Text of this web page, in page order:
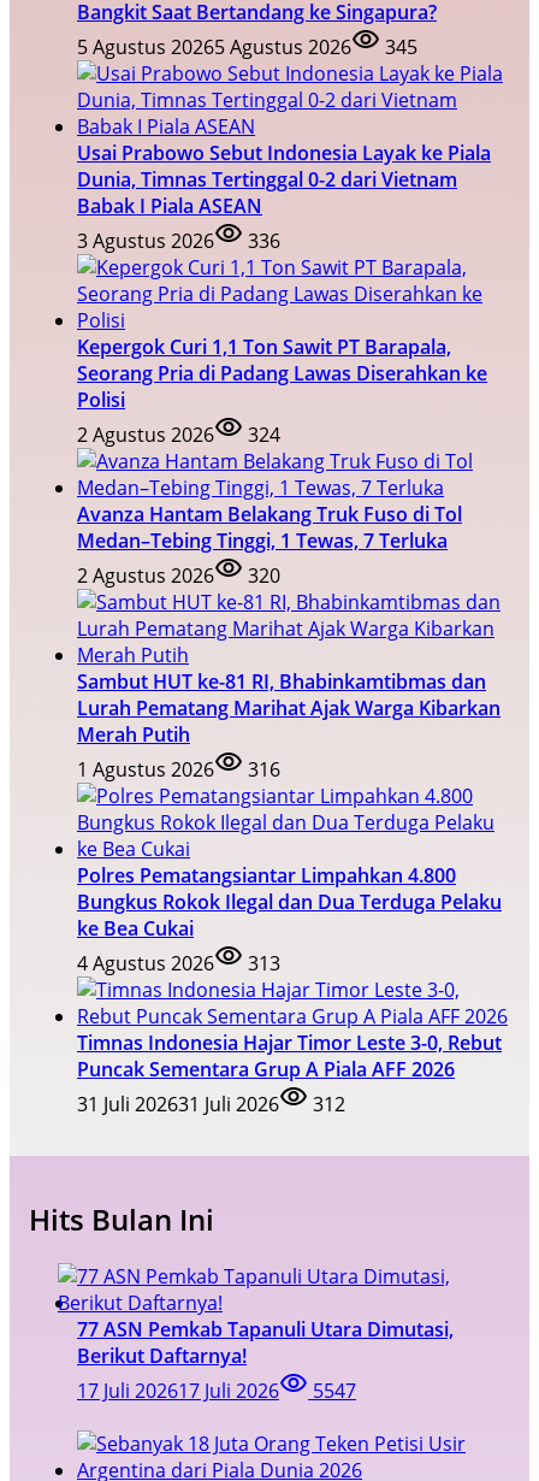
Bangkit Saat Bertandang ke Singapura?
5 Agustus 20265 Agustus 2026 345
Usai Prabowo Sebut Indonesia Layak ke Piala
Dunia, Timnas Tertinggal 0-2 dari Vietnam
Babak I Piala ASEAN
3 Agustus 2026
336
Kepergok Curi 1,1 Ton Sawit PT Barapala,
Seorang Pria di Padang Lawas Diserahkan ke
Polisi
2 Agustus 2026
324
Avanza Hantam Belakang Truk Fuso di Tol
Medan–Tebing Tinggi, 1 Tewas, 7 Terluka
2 Agustus 2026
320
Sambut HUT ke-81 RI, Bhabinkamtibmas dan
Lurah Pematang Marihat Ajak Warga Kibarkan
Merah Putih
1 Agustus 2026
316
Polres Pematangsiantar Limpahkan 4.800
Bungkus Rokok Ilegal dan Dua Terduga Pelaku
ke Bea Cukai
4 Agustus 2026
313
Timnas Indonesia Hajar Timor Leste 3-0, Rebut
Puncak Sementara Grup A Piala AFF 2026
31 Juli 202631 Juli 2026 312
Hits Bulan Ini
77 ASN Pemkab Tapanuli Utara Dimutasi,
Berikut Daftarnya!
17 Juli 202617 Juli 2026 5547